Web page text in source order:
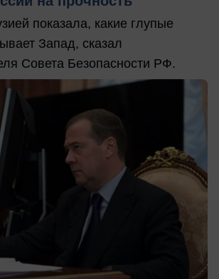
показала, какие глупые
Запад, сказал
Совета Безопасности РФ.